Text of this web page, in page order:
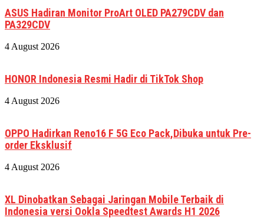
ASUS Hadiran Monitor ProArt OLED PA279CDV dan
PA329CDV
4 August 2026
HONOR Indonesia Resmi Hadir di TikTok Shop
4 August 2026
OPPO Hadirkan Reno16 F 5G Eco Pack,Dibuka untuk Pre-
order Eksklusif
4 August 2026
XL Dinobatkan Sebagai Jaringan Mobile Terbaik di
Indonesia versi Ookla Speedtest Awards H1 2026